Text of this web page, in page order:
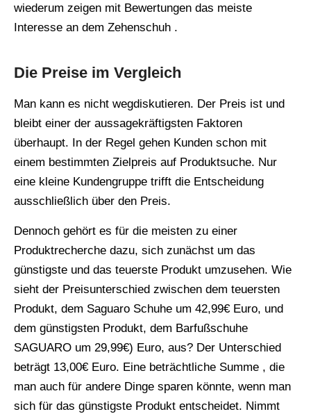
wiederum zeigen mit Bewertungen das meiste
Interesse an dem Zehenschuh .
Die Preise im Vergleich
Man kann es nicht wegdiskutieren. Der Preis ist und
bleibt einer der aussagekräftigsten Faktoren
überhaupt. In der Regel gehen Kunden schon mit
einem bestimmten Zielpreis auf Produktsuche. Nur
eine kleine Kundengruppe trifft die Entscheidung
ausschließlich über den Preis.
Dennoch gehört es für die meisten zu einer
Produktrecherche dazu, sich zunächst um das
günstigste und das teuerste Produkt umzusehen. Wie
sieht der Preisunterschied zwischen dem teuersten
Produkt, dem Saguaro Schuhe um 42,99€ Euro, und
dem günstigsten Produkt, dem Barfußschuhe
SAGUARO um 29,99€) Euro, aus? Der Unterschied
beträgt 13,00€ Euro. Eine beträchtliche Summe , die
man auch für andere Dinge sparen könnte, wenn man
sich für das günstigste Produkt entscheidet. Nimmt